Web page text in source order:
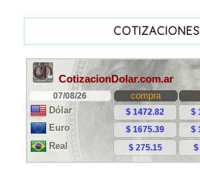
COTIZACIONES